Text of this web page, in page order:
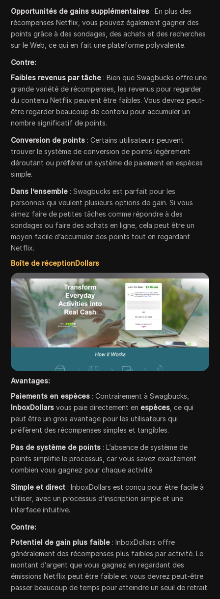
Opportunités de gains supplémentaires : En plus des
récompenses Netflix, vous pouvez également gagner des
points grâce à des sondages, des achats et des recherches
sur le Web, ce qui en fait une plateforme polyvalente.
Contre:
Faibles revenus par tâche : Bien que Swagbucks offre une
grande variété de récompenses, les revenus pour regarder
du contenu Netflix peuvent être faibles. Vous devrez peut-
être regarder beaucoup de contenu pour accumuler un
nombre significatif de points.
Conversion de points : Certains utilisateurs peuvent
trouver le système de conversion de points légèrement
déroutant ou préférer un système de paiement en espèces
simple.
Dans l’ensemble : Swagbucks est parfait pour les
personnes qui veulent plusieurs options de gain. Si vous
aimez faire de petites tâches comme répondre à des
sondages ou faire des achats en ligne, cela peut être un
moyen facile d’accumuler des points tout en regardant
Netflix.
Boîte de réceptionDollars
Avantages:
Paiements en espèces : Contrairement à Swagbucks,
InboxDollars vous paie directement en espèces , ce qui
peut être un gros avantage pour les utilisateurs qui
préfèrent des récompenses simples et tangibles.
Pas de système de points : L’absence de système de
points simplifie le processus, car vous savez exactement
combien vous gagnez pour chaque activité.
Simple et direct : InboxDollars est conçu pour être facile à
utiliser, avec un processus d’inscription simple et une
interface intuitive.
Contre:
Potentiel de gain plus faible : InboxDollars offre
généralement des récompenses plus faibles par activité. Le
montant d’argent que vous gagnez en regardant des
émissions Netflix peut être faible et vous devrez peut-être
passer beaucoup de temps pour atteindre un seuil de retrait.